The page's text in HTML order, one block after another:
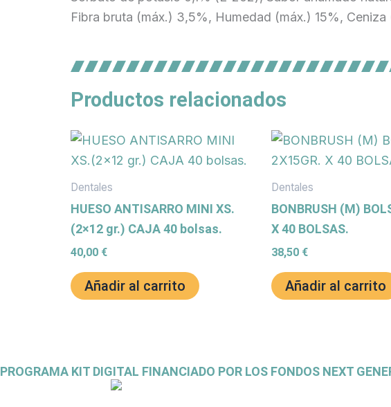
Fibra bruta (máx.) 3,5%, Humedad (máx.) 15%,
Productos relacionados
Dentales
HUESO ANTISARRO MINI XS.
(2×12 gr.) CAJA 40 bolsas.
40,00 €
Añadir al carrito
Dentales
BONBRUSH (M)
X 40 BOLSAS.
38,50 €
Añadir al carrito
PROGRAMA KIT DIGITAL FINANCIADO POR LOS FONDOS NEXT